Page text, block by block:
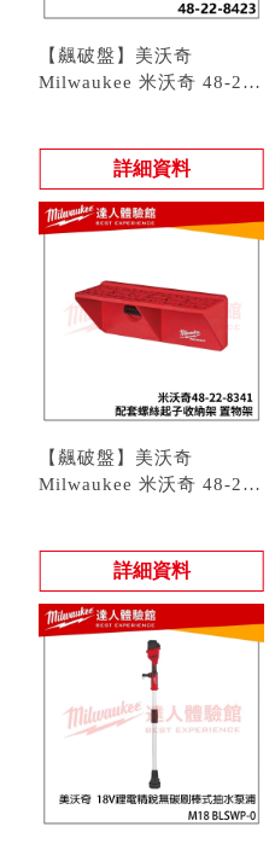
【飆破盤】美沃奇
Milwaukee 米沃奇 48-22-
詳細資料
【飆破盤】美沃奇
Milwaukee 米沃奇 48-22-
詳細資料